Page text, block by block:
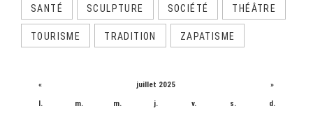
SANTÉ SCULPTURE SOCIÉTÉ THÉÂTRE
TOURISME TRADITION ZAPATISME
« juillet 2025 »
l. m. m. j. v. s. d.